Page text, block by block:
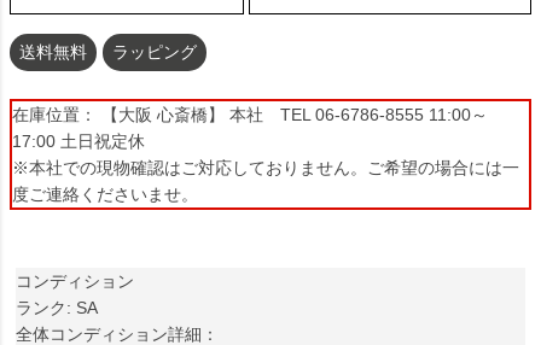
送料無料 ラッピング
在庫位置： 【大阪 心斎橋】 本社 TEL 06-6786-8555 11:00～
17:00 土日祝定休
※本社での現物確認はご対応しておりません。ご希望の場合には一
度ご連絡くださいませ。
コンディション
ランク: SA
全体コンディション詳細：